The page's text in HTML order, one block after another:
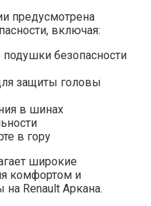
предусмотрена
включая:
безопасности
защиты головы
в шинах
в гору
широкие
комфортом и
Renault Аркана.